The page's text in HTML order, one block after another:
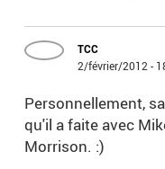
TCC
2/février/2012 -
Personnellement,
qu'il a faite avec
Morrison. :)